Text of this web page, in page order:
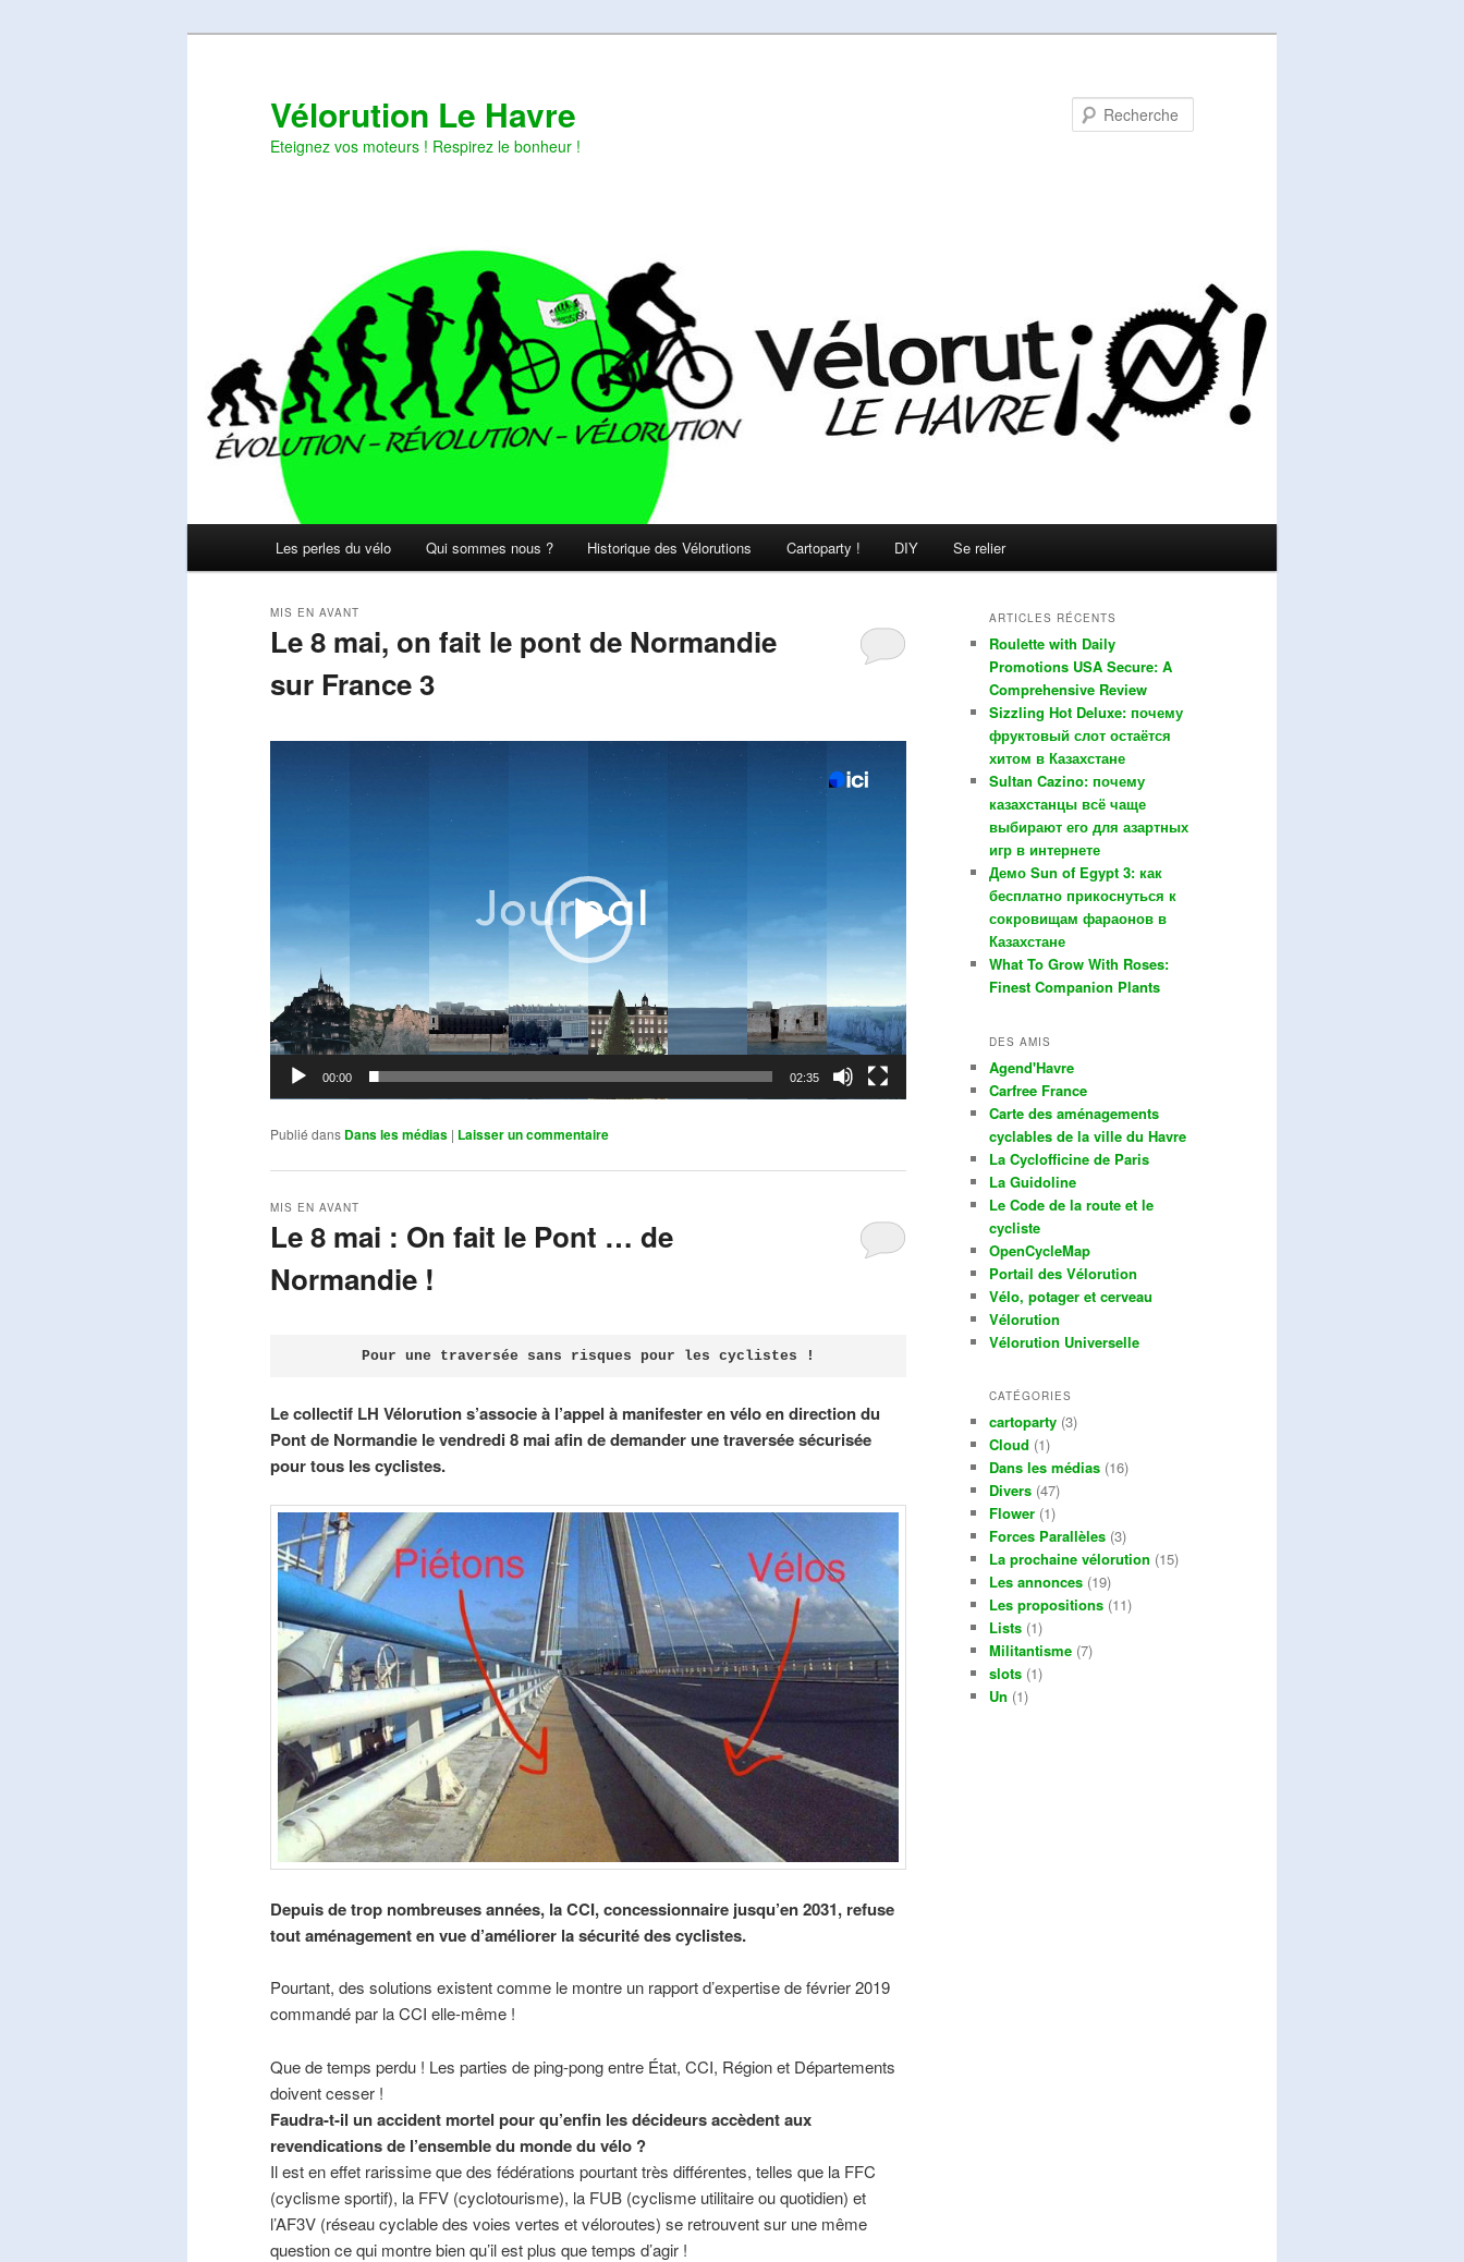
Vélorution Le Havre
Eteignez vos moteurs ! Respirez le bonheur !
Les perles du vélo Qui sommes nous ? Historique des Vélorutions Cartoparty ! DIY Se relier
Le 8 mai, on fait le pont de Normandie
sur France 3
MIS EN AVANT
00:00 02:35
Publié dans Dans les médias | Laisser un commentaire
Le 8 mai : On fait le Pont … de
Normandie !
MIS EN AVANT
Pour une traversée sans risques pour les cyclistes !
Le collectif LH Vélorution s’associe à l’appel à manifester en vélo en direction du
Pont de Normandie le vendredi 8 mai afin de demander une traversée sécurisée
pour tous les cyclistes.
Depuis de trop nombreuses années, la CCI, concessionnaire jusqu’en 2031, refuse
tout aménagement en vue d’améliorer la sécurité des cyclistes.
Pourtant, des solutions existent comme le montre un rapport d’expertise de février 2019
commandé par la CCI elle-même !
Que de temps perdu ! Les parties de ping-pong entre État, CCI, Région et Départements
doivent cesser !
Faudra-t-il un accident mortel pour qu’enfin les décideurs accèdent aux
revendications de l’ensemble du monde du vélo ?
Il est en effet rarissime que des fédérations pourtant très différentes, telles que la FFC
(cyclisme sportif), la FFV (cyclotourisme), la FUB (cyclisme utilitaire ou quotidien) et
l’AF3V (réseau cyclable des voies vertes et véloroutes) se retrouvent sur une même
question ce qui montre bien qu’il est plus que temps d’agir !
ARTICLES RÉCENTS
Roulette with Daily
Promotions USA Secure: A
Comprehensive Review
Sizzling Hot Deluxe: почему
фруктовый слот остаётся
хитом в Казахстане
Sultan Cazino: почему
казахстанцы всё чаще
выбирают его для азартных
игр в интернете
Демо Sun of Egypt 3: как
бесплатно прикоснуться к
сокровищам фараонов в
Казахстане
What To Grow With Roses:
Finest Companion Plants
DES AMIS
Agend'Havre
Carfree France
Carte des aménagements
cyclables de la ville du Havre
La Cyclofficine de Paris
La Guidoline
Le Code de la route et le
cycliste
OpenCycleMap
Portail des Vélorution
Vélo, potager et cerveau
Vélorution
Vélorution Universelle
CATÉGORIES
cartoparty (3)
Cloud (1)
Dans les médias (16)
Divers (47)
Flower (1)
Forces Parallèles (3)
La prochaine vélorution (15)
Les annonces (19)
Les propositions (11)
Lists (1)
Militantisme (7)
slots (1)
Un (1)